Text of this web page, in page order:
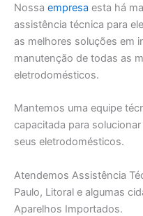
Nossa empresa esta há
assistência técnica para
as melhores soluções em
manutenção de todas as
eletrodomésticos.
Mantemos uma equipe
capacitada para
seus eletrodomésticos.
Atendemos Assistência
Paulo, Litoral e algumas
Aparelhos Importados.